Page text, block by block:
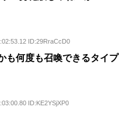
ID:29RraCcD0
も何度も召喚できるタイプ
ID:KE2YSjXP0